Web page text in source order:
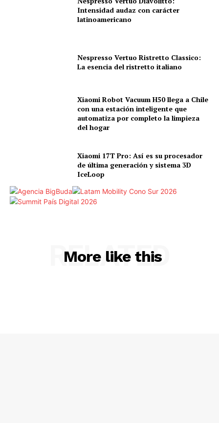
Intensidad audaz con carácter
latinoamericano
Nespresso Vertuo Ristretto Classico:
La esencia del ristretto italiano
Xiaomi Robot Vacuum H50 llega a Chile
con una estación inteligente que
automatiza por completo la limpieza
del hogar
Xiaomi 17T Pro: Así es su procesador
de última generación y sistema 3D
IceLoop
More like this
RELATED